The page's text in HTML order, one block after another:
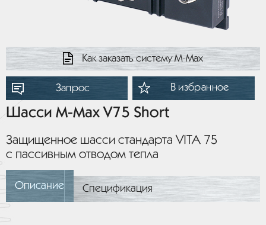
Как заказать систему М-Мах
Запрос В избранное
Шасси M-Max V75 Short
Защищенное шасси стандарта VITA 75
с пассивным отводом тепла
Описание Спецификация